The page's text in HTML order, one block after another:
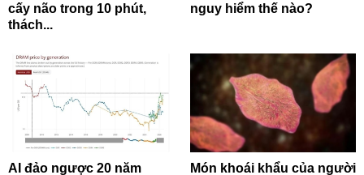
cấy não trong 10 phút,
thách...
nguy hiểm thế nào?
AI đảo ngược 20 năm
Món khoái khẩu của người